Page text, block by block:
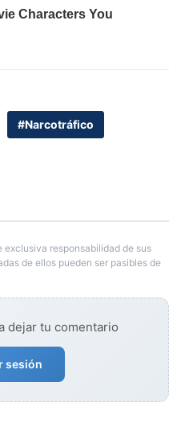
#Narcotráfico
exclusiva responsabilidad de sus
de ellos pueden ser pasibles de
dejar tu comentario
sesión